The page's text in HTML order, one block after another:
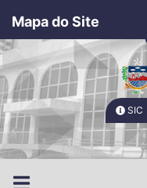
Mapa do Site
SIC